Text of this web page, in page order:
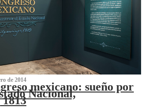
de 2014
mexicano: sueño por
Nacional,